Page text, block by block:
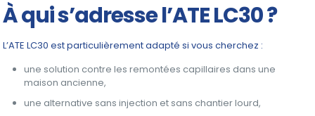
À qui s’adresse l’ATE LC30 ?
L’ATE LC30 est particulièrement adapté si vous cherchez :
une solution contre les remontées capillaires dans une
maison ancienne,
une alternative sans injection et sans chantier lourd,